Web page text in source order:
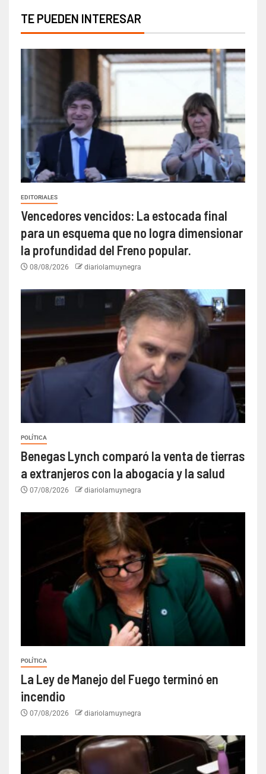
TE PUEDEN INTERESAR
EDITORIALES
Vencedores vencidos: La estocada final
para un esquema que no logra dimensionar
la profundidad del Freno popular.
08/08/2026 diariolamuynegra
POLÍTICA
Benegas Lynch comparó la venta de tierras
a extranjeros con la abogacía y la salud
07/08/2026 diariolamuynegra
POLÍTICA
La Ley de Manejo del Fuego terminó en
incendio
07/08/2026 diariolamuynegra